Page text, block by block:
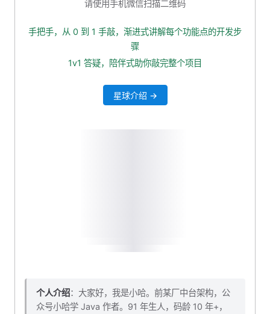
请使用手机微信扫描二维码
手把手，从 0 到 1 手敲，渐进式讲解每个功能点的开发步
骤
1v1 答疑，陪伴式助你敲完整个项目
星球介绍 →
个人介绍：大家好，我是小哈。前某厂中台架构，公
众号小哈学 Java 作者。91 年生人，码龄 10 年+，